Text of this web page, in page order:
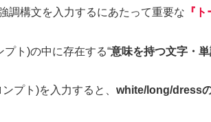
調構文を入力するにあたって重要な 『ト
プト)の中に存在する“意味を持つ文字・
プト)を入力すると、 white/long/dress